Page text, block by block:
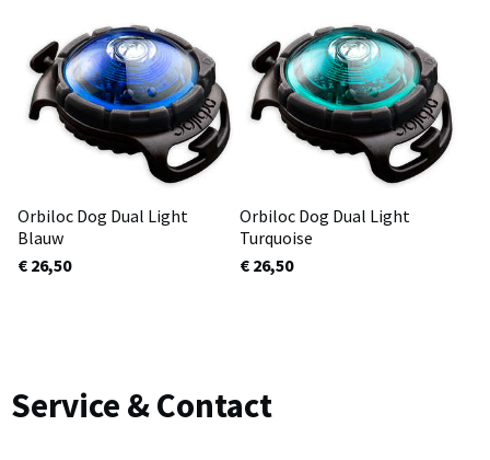
Orbiloc Dog Dual Light
Blauw
€ 26,50
Orbiloc Dog Dual Light
Turquoise
€ 26,50
Service & Contact